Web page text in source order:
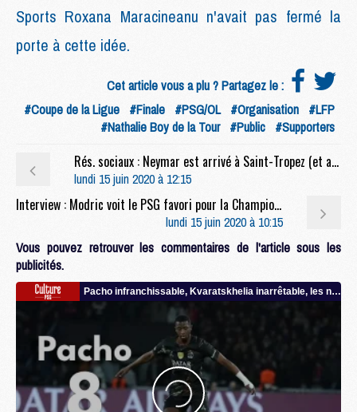
Sports Roxana Maracineanu n'avait pas fermé la
porte à cette idée.
Cet article vous a plu ? Partagez le :
#Coupe de la Ligue #Finale #PSG/OL #Organisation #LFP
#Nathalie Boy de la Tour #Public #Supporters
Rés. sociaux : Neymar est arrivé à Saint-Tropez (et a retrouvé Verratti)
lundi 15 juin 2020 à 12:15
Interview : Modric voit le PSG favori pour la Champions League et conseille Mbappé sur son avenir
lundi 15 juin 2020 à 10:15
Vous pouvez retrouver les commentaires de l'article sous les
publicités.